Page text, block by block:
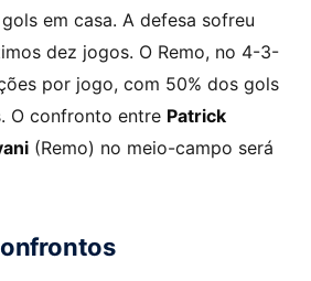
em casa. A defesa sofreu
dez jogos. O Remo, no 4-3-
por jogo, com 50% dos gols
O confronto entre Patrick
(Remo) no meio-campo será